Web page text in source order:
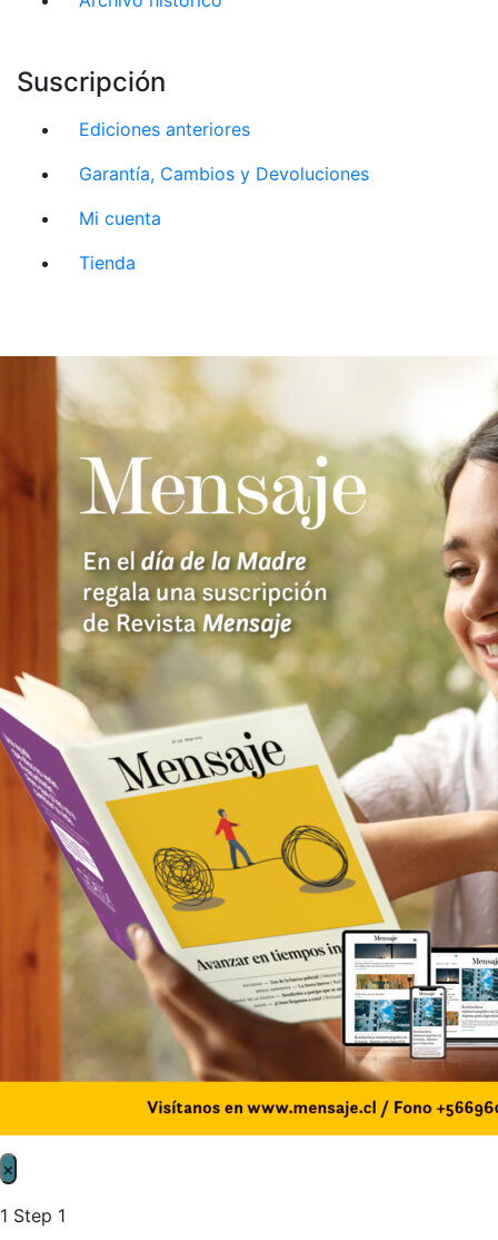
Suscripción
Ediciones anteriores
Garantía, Cambios y Devoluciones
Mi cuenta
Tienda
×
1 Step 1